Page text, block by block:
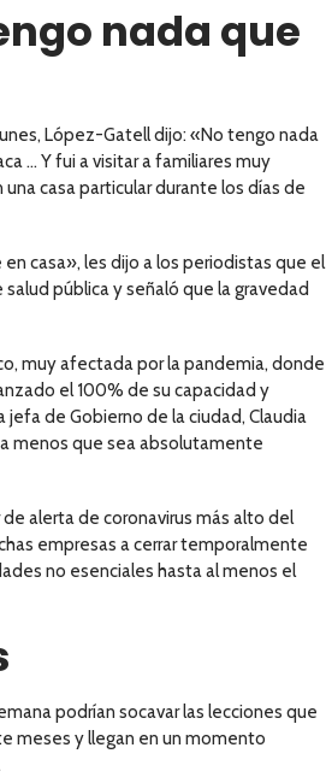
nada que
López-Gatell dijo: «No tengo nada
… Y fui a visitar a familiares muy
casa particular durante los días de
casa», les dijo a los periodistas que el
pública y señaló que la gravedad
muy afectada por la pandemia, donde
el 100% de su capacidad y
jefa de Gobierno de la ciudad, Claudia
menos que sea absolutamente
alerta de coronavirus más alto del
empresas a cerrar temporalmente
no esenciales hasta al menos el
podrían socavar las lecciones que
meses y llegan en un momento